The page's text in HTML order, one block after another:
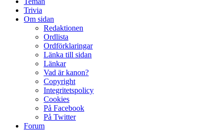
Trivia
Om sidan
Redaktionen
Ordlista
Ordförklaringar
Länka till sidan
Länkar
Vad är kanon?
Copyright
Integritetspolicy
Cookies
På Facebook
På Twitter
Forum